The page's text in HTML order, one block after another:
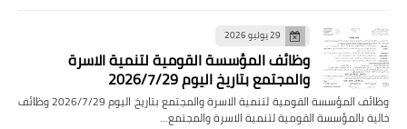
29 يوليو 2026
وظائف المؤسسة القومية لتنمية الاسرة
والمجتمع بتاريخ اليوم 2026/7/29
وظائف المؤسسة القومية لتنمية الاسرة والمجتمع بتاريخ اليوم 2026/7/29 وظائف
بالمؤسسة القومية لتنمية الاسرة والمجتمع…